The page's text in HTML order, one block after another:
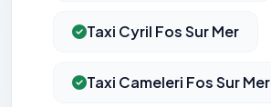
Taxi Cyril Fos Sur Mer
Taxi Cameleri Fos Sur Mer